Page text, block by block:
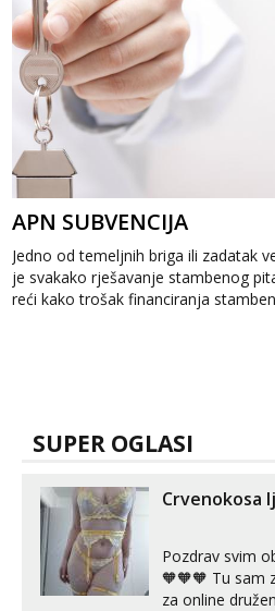
APN SUBVENCIJA
Jedno od temeljnih briga ili zadatak
je svakako rješavanje stambenog
reći kako trošak financiranja
SUPER OGLASI
Crvenokosa
Pozdrav svim
🧡🧡🧡 Tu sam
za online